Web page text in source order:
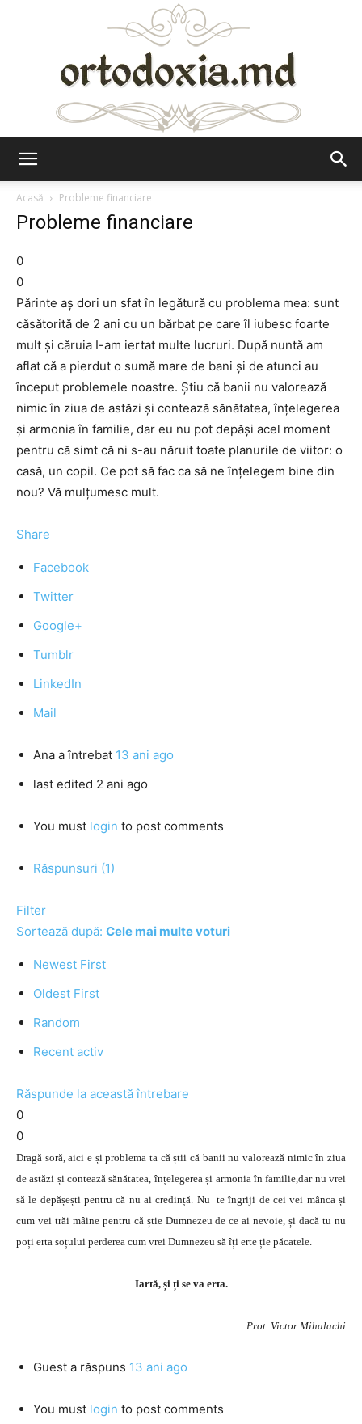
Acasă
Probleme financiare
Probleme financiare
0
0
Părinte aș dori un sfat în legătură cu problema mea: sunt
căsătorită de 2 ani cu un bărbat pe care îl iubesc foarte
mult și căruia I-am iertat multe lucruri. După nuntă am
aflat că a pierdut o sumă mare de bani și de atunci au
început problemele noastre. Știu că banii nu valorează
nimic în ziua de astăzi și contează sănătatea, înțelegerea
și armonia în familie, dar eu nu pot depăși acel moment
pentru că simt că ni s-au năruit toate planurile de viitor: o
casă, un copil. Ce pot să fac ca să ne înțelegem bine din
nou? Vă mulțumesc mult.
Share
Facebook
Twitter
Google+
Tumblr
LinkedIn
Mail
Ana a întrebat 13 ani ago
last edited 2 ani ago
You must login to post comments
Răspunsuri (1)
Filter
Sortează după: Cele mai multe voturi
Newest First
Oldest First
Random
Recent activ
Răspunde la această întrebare
0
0
Dragă soră, aici e și problema ta că știi că banii nu valorează nimic în ziua
de astăzi și contează sănătatea, înțelegerea și armonia în familie,dar nu vrei
să le depășești pentru că nu ai credință. Nu te îngriji de cei vei mânca și
cum vei trăi mâine pentru că știe Dumnezeu de ce ai nevoie, și dacă tu nu
poți erta soțului perderea cum vrei Dumnezeu să îți erte ție păcatele.
Iartă, și ți se va erta.
Prot. Victor Mihalachi
Guest a răspuns 13 ani ago
You must login to post comments